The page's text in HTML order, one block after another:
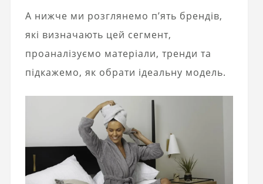
А нижче ми розглянемо п’ять брендів,
які визначають цей сегмент,
проаналізуємо матеріали, тренди та
підкажемо, як обрати ідеальну модель.